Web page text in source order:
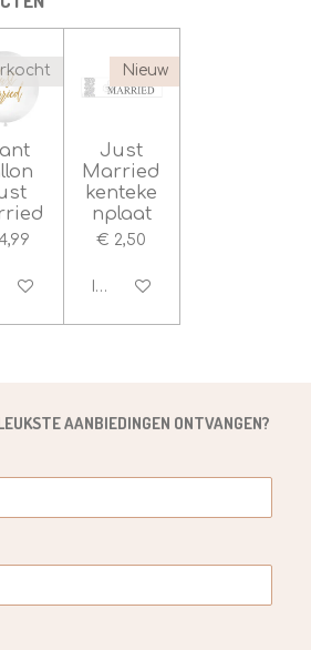
mij op de hoogte
Nieuw
Just
Married
kenteke
nplaat
€ 2,50
In winkelwagen
AANBIEDINGEN ONTVANGEN?